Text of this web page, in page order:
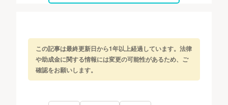
この記事は最終更新日から1年以上経過しています。法律
や助成金に関する情報には変更の可能性があるため、ご
確認をお願いします。